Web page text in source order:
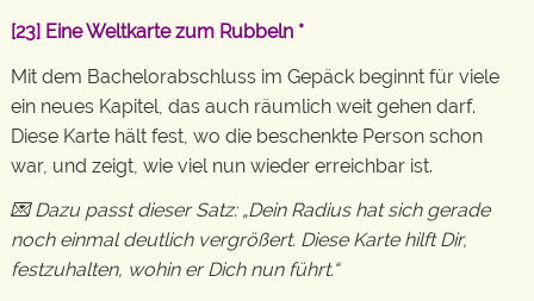
[23] Eine Weltkarte zum Rubbeln *
Mit dem Bachelorabschluss im Gepäck beginnt für viele
ein neues Kapitel, das auch räumlich weit gehen darf.
Diese Karte hält fest, wo die beschenkte Person schon
war, und zeigt, wie viel nun wieder erreichbar ist.
💌 Dazu passt dieser Satz: „Dein Radius hat sich gerade
noch einmal deutlich vergrößert. Diese Karte hilft Dir,
festzuhalten, wohin er Dich nun führt.“